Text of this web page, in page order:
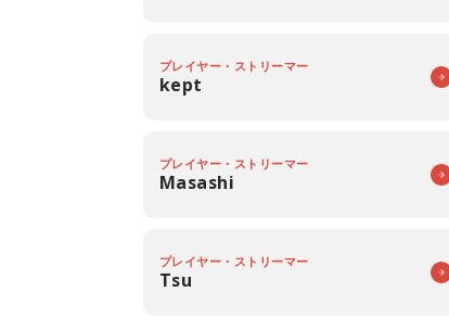
プレイヤー・ストリーマー
kept
プレイヤー・ストリーマー
Masashi
プレイヤー・ストリーマー
Tsu